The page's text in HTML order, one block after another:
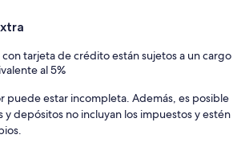
con tarjeta de crédito están sujetos a un cargo
al 5%
puede estar incompleta. Además, es posible
y depósitos no incluyan los impuestos y estén